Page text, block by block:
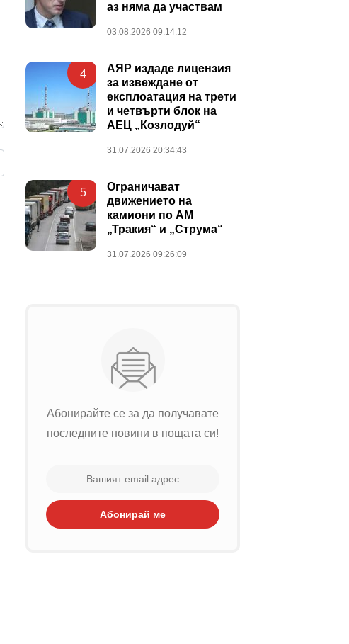
аз няма да участвам
03.08.2026 09:14:12
4
АЯР издаде лицензия
за извеждане от
експлоатация на трети
и четвърти блок на
АЕЦ „Козлодуй“
31.07.2026 20:34:43
5
Ограничават
движението на
камиони по АМ
„Тракия“ и „Струма“
31.07.2026 09:26:09
Абонирайте се за да получавате
последните новини в пощата си!
Абонирай ме